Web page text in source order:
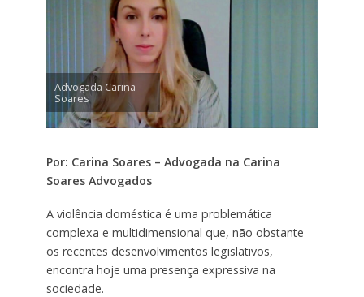
Advogada Carina
Soares
Por: Carina Soares – Advogada na Carina
Soares Advogados
A violência doméstica é uma problemática
complexa e multidimensional que, não obstante
os recentes desenvolvimentos legislativos,
encontra hoje uma presença expressiva na
sociedade.